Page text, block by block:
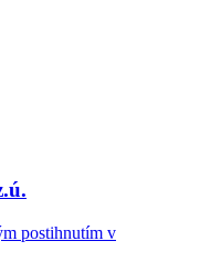
postihnutím v